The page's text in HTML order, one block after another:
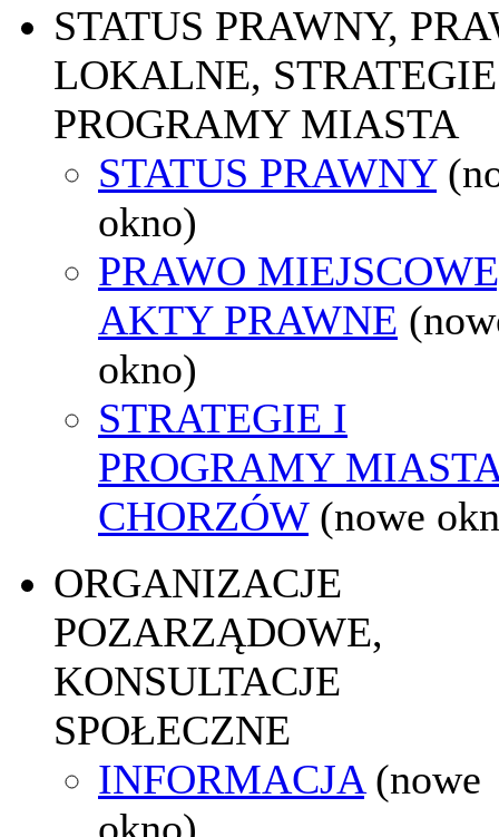
STATUS PRAWNY,
LOKALNE,
PROGRAMY MIASTA
STATUS PRAWNY
okno)
PRAWO
AKTY PRAWNE
okno)
STRATEGIE I
PROGRAMY
CHORZÓW (nowe
ORGANIZACJE
POZARZĄDOWE,
KONSULTACJE
SPOŁECZNE
INFORMACJA (nowe